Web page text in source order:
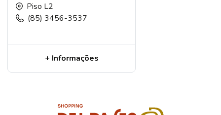
Piso L2
(85) 3456-3537
+ Informações